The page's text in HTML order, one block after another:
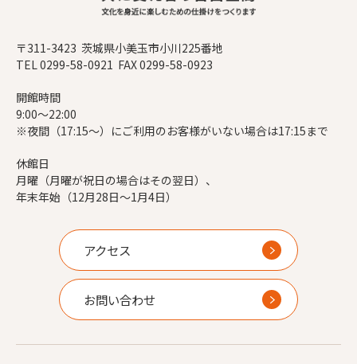
〒311-3423 茨城県小美玉市小川225番地
TEL 0299-58-0921 FAX 0299-58-0923
開館時間
9:00～22:00
※夜間（17:15～）にご利用のお客様がいない場合は17:15まで
休館日
月曜（月曜が祝日の場合はその翌日）、
年末年始（12月28日～1月4日）
アクセス
お問い合わせ